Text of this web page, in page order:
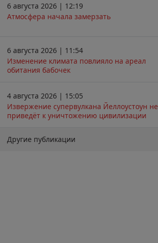
6 августа 2026 | 12:19
Атмосфера начала замерзать
6 августа 2026 | 11:54
Изменение климата повлияло на ареал
обитания бабочек
4 августа 2026 | 15:05
Извержение супервулкана Йеллоустоун не
приведёт к уничтожению цивилизации
Другие публикации